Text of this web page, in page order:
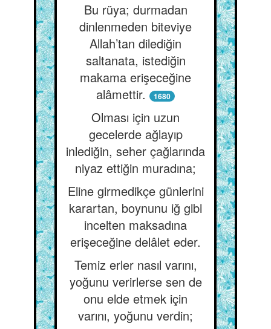
Bu rüya; durmadan
dinlenmeden biteviye
Allah’tan dilediğin
saltanata, istediğin
makama erişeceğine
alâmettir.
1680
Olması için uzun
gecelerde ağlayıp
inlediğin, seher çağlarında
niyaz ettiğin muradına;
Eline girmedikçe günlerini
karartan, boynunu iğ gibi
incelten maksadına
erişeceğine delâlet eder.
Temiz erler nasıl varını,
yoğunu verirlerse sen de
onu elde etmek için
varını, yoğunu verdin;